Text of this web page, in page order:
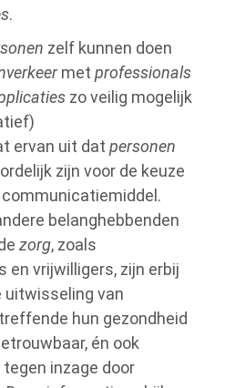
.
zelf kunnen doen
met professionals
zo veilig mogelijk
ervan uit dat personen
zijn voor de keuze
belanghebbenden
zorg, zoals
en vrijwilligers, zijn erbij
uitwisseling van
hun gezondheid
én ook
inzage door